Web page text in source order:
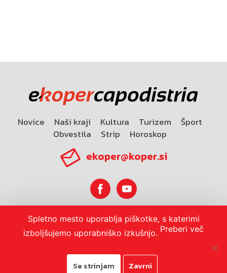
Novice Naši kraji Kultura Turizem
Šport
Obvestila
Strip Horoskop
ekoper@koper.si
Horoskop
Spletno mesto uporablja piškotke, s katerimi
izboljšujemo uporabniško izkušnjo. Preberi več
Se strinjam Zavrni